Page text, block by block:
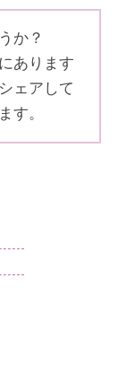
か？
あります
ェアして
す。